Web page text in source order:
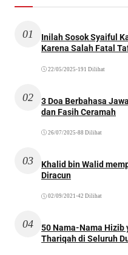
01
Inilah Sosok Syaiful
Karena Salah Fatal
22/05/2025 •191 Dilihat
02
3 Doa Berbahasa
dan Fasih Ceramah
26/07/2025 •88 Dilihat
03
Khalid bin Walid
Diracun
02/09/2021 •42 Dilihat
04
50 Nama-Nama Hizib
Thariqah di Seluruh